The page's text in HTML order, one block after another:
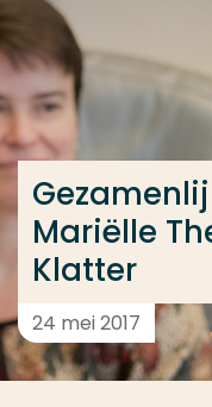
Ga direct naar de
... >
Mariëlle
Klatter
24 mei 2017
Veel gezocht
Opleiding